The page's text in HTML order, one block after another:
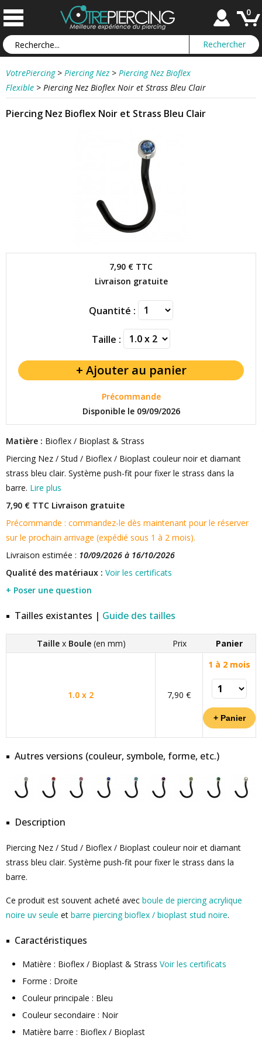
0
VotrePiercing > Piercing Nez > Piercing Nez Bioflex
Flexible > Piercing Nez Bioflex Noir et Strass Bleu Clair
Piercing Nez Bioflex Noir et Strass Bleu Clair
7,90 € TTC
Livraison gratuite
Quantité :
Taille :
Précommande
Disponible le 09/09/2026
Matière : Bioflex / Bioplast & Strass
Piercing Nez / Stud / Bioflex / Bioplast couleur noir et diamant
strass bleu clair. Système push-fit pour fixer le strass dans la
barre. Lire plus
7,90 € TTC Livraison gratuite
Précommande : commandez-le dès maintenant pour le réserver
sur le prochain arrivage (expédié sous 1 à 2 mois).
Livraison estimée : 10/09/2026 à 16/10/2026
Qualité des matériaux : Voir les certificats
+ Poser une question
Tailles existantes | Guide des tailles
Taille x Boule (en mm) Prix Panier
1.0 x 2 7,90 €
1 à 2 mois
Autres versions (couleur, symbole, forme, etc.)
Description
Piercing Nez / Stud / Bioflex / Bioplast couleur noir et diamant
strass bleu clair. Système push-fit pour fixer le strass dans la
barre.
Ce produit est souvent acheté avec boule de piercing acrylique
noire uv seule et barre piercing bioflex / bioplast stud noire.
Caractéristiques
Matière : Bioflex / Bioplast & Strass Voir les certificats
Forme : Droite
Couleur principale : Bleu
Couleur secondaire : Noir
Matière barre : Bioflex / Bioplast